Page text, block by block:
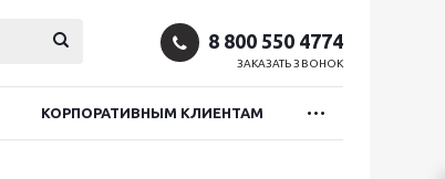
8 800 550 4774
ЗАКАЗАТЬ ЗВОНОК
КОРПОРАТИВНЫМ КЛИЕНТАМ